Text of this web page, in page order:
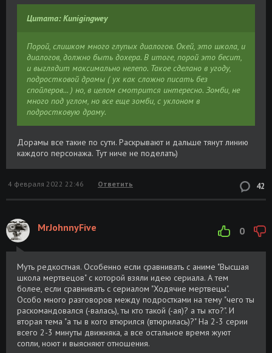
Цитата: Kunigingwey
Порой, слишком много глупых диалогов. Окей, это школа, и
диалогов, должно быть дохера. В итоге, порой это бесит,
и выглядит максимально нелепо. Такое сделано в угоду,
подростковой драмы ( ух как сложно писать без
спойлеров... ) но, в целом смотрится интересно. Зомби, не
много под углом, но все еще зомби, с уклоном в
подростковую драму.
Дорамы все такие по сути. Раскрывают и дальше тянут линию
каждого персонажа. Тут ниче не поделать)
42
4 февраля 2022 22:46 Ответить
0
MrJohnnyFive
Муть редкостная. Особенно если сравнивать с аниме "Высшая
школа мертвецов" с которой взяли идею сериала. А тем
более, если сравнивать с сериалом "Ходячие мертвецы".
Особо много разговоров между подростками на тему "чего ты
раскомандовался (-валась), ты кто такой (-ая)? а ты кто?". И
вторая тема "а ты в кого втюрился (втюрилась)?" На 2-3 серии
всего 2-3 минуты движняка, а все остальное время жуют
сопли, ноют и выясняют отношения.